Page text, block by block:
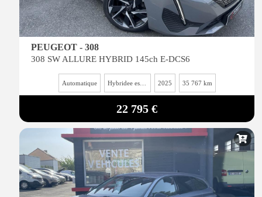
PEUGEOT - 308
308 SW ALLURE HYBRID 145ch E-DCS6
Automatique Hybridee essence 2025 35 767 km
22 795 €